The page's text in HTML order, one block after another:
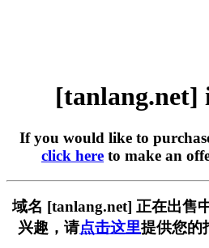
[tanlang.net]
If you would like to
click here to make an
域名 [tanlang.net] 正在出售
兴趣，请点击这里提供您的